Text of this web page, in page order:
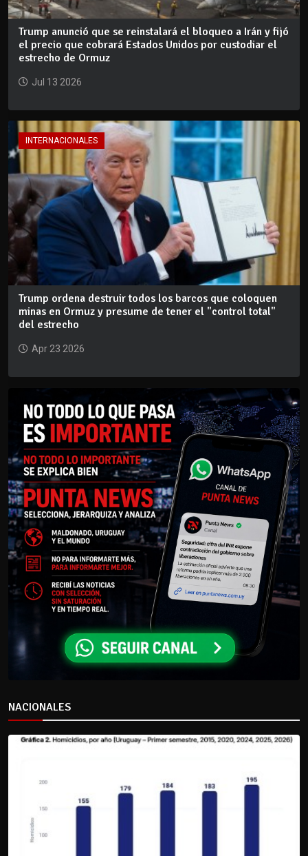
Trump anunció que se reinstalará el bloqueo a Irán y fijó
el precio que cobrará Estados Unidos por custodiar el
estrecho de Ormuz
Jul 13 2026
INTERNACIONALES
Trump ordena destruir todos los barcos que coloquen
minas en Ormuz y presume de tener el "control total"
del estrecho
Apr 23 2026
NACIONALES